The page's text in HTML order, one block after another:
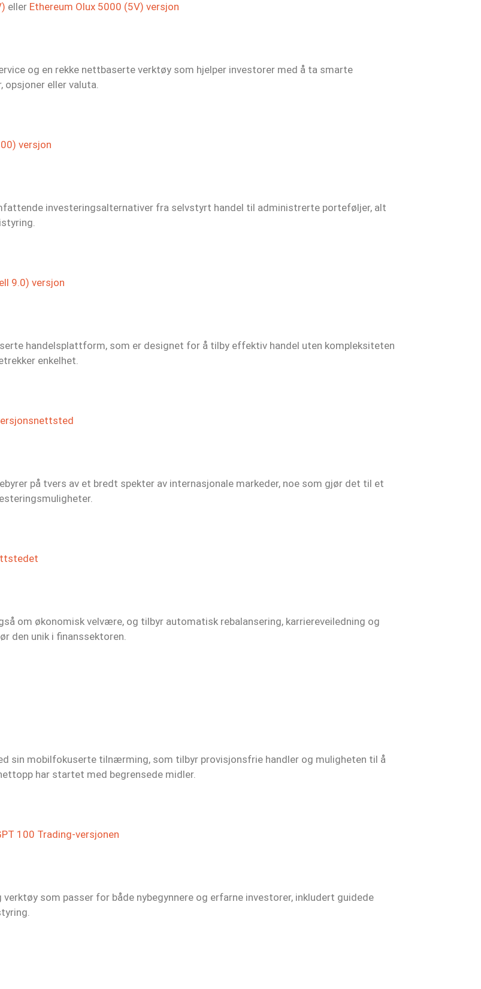
eller Ethereum Olux 5000 (5V) versjon
og en rekke nettbaserte verktøy som hjelper investorer med å ta smarte
opsjoner eller valuta.
versjon
investeringsalternativer fra selvstyrt handel til administrerte porteføljer, alt
9.0) versjon
handelsplattform, som er designet for å tilby effektiv handel uten kompleksiteten
enkelhet.
på tvers av et bredt spekter av internasjonale markeder, noe som gjør det til et
om økonomisk velvære, og tilbyr automatisk rebalansering, karriereveiledning og
den unik i finanssektoren.
sin mobilfokuserte tilnærming, som tilbyr provisjonsfrie handler og muligheten til å
har startet med begrensede midler.
100 Trading-versjonen
som passer for både nybegynnere og erfarne investorer, inkludert guidede